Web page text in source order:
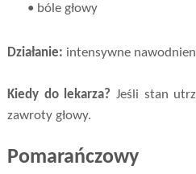
• bóle głowy
Działanie: intensywne
Kiedy do lekarza? Jeśli stan
zawroty głowy.
Pomarańczowy